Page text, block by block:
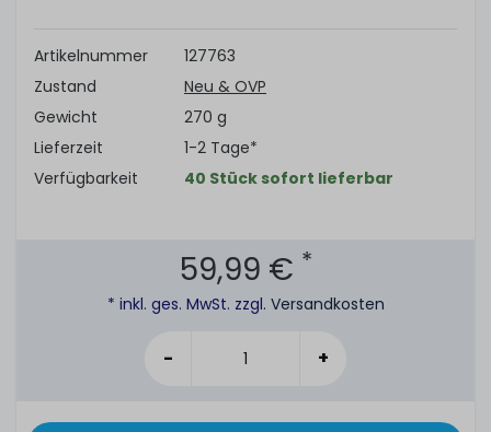
Artikelnummer
127763
Zustand
Neu & OVP
Gewicht
270 g
Lieferzeit
1-2 Tage*
Verfügbarkeit
40 Stück sofort lieferbar
59,99 € *
* inkl. ges. MwSt. zzgl. Versandkosten
- +